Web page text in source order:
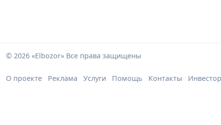
© 2026 «Elbozor» Все права защищены
О проекте Реклама Услуги Помощь Контакты